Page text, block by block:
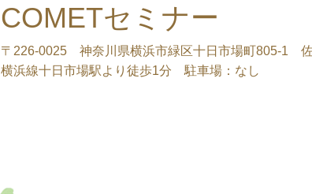
COMETセミナー
〒226-0025 神奈川県横浜市緑区十日市場町805-1
横浜線十日市場駅より徒歩1分 駐車場：なし